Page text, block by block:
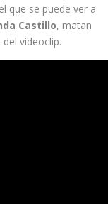
que se puede ver a
Castillo, matan
videoclip.